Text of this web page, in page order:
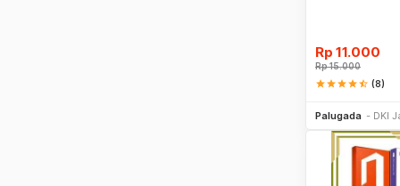
Rp 11.000
Rp15.000
starstarstarstarstar_half (8)
Palugada DKI